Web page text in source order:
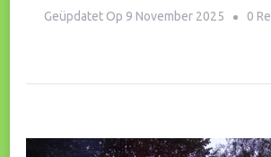
Geüpdatet Op 9 November 2025 0